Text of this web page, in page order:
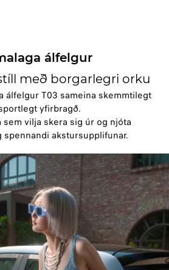
álfelgur
með borgarlegri orku
álfelgur T03 sameina skemmtilegt
yfirbragð.
sem vilja skera sig úr og njóta
spennandi akstursupplifunar.